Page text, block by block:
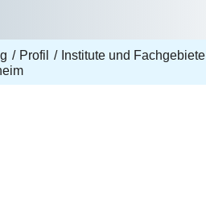
Profil Institute und Fachgebiete